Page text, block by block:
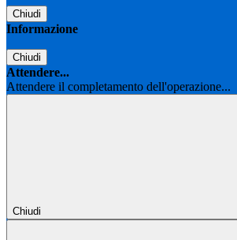
Chiudi
Informazione
Chiudi
Attendere...
Attendere il completamento dell'operazione...
Chiudi